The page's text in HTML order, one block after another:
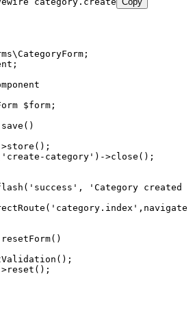
\CategoryForm ;
;
$form;
save ()
store () ;
'create-category' ) ->close () ;
( 'success' ,
'Category created
( 'category.index' , navigate
resetForm()
() ;
reset () ;